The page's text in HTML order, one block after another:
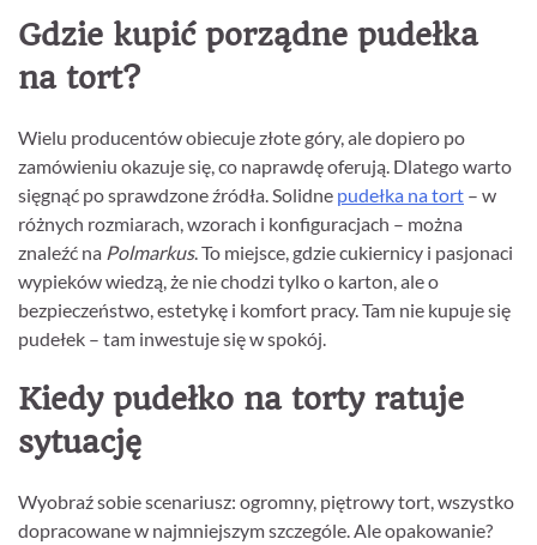
Gdzie kupić porządne pudełka
na tort?
Wielu producentów obiecuje złote góry, ale dopiero po
zamówieniu okazuje się, co naprawdę oferują. Dlatego warto
sięgnąć po sprawdzone źródła. Solidne pudełka na tort – w
różnych rozmiarach, wzorach i konfiguracjach – można
znaleźć na Polmarkus. To miejsce, gdzie cukiernicy i pasjonaci
wypieków wiedzą, że nie chodzi tylko o karton, ale o
bezpieczeństwo, estetykę i komfort pracy. Tam nie kupuje się
pudełek – tam inwestuje się w spokój.
Kiedy pudełko na torty ratuje
sytuację
Wyobraź sobie scenariusz: ogromny, piętrowy tort, wszystko
dopracowane w najmniejszym szczególe. Ale opakowanie?